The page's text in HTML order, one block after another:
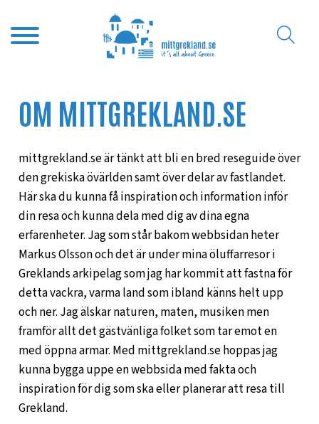
OM MITTGREKLAND.SE
mittgrekland.se är tänkt att bli en bred reseguide över
den grekiska övärlden samt över delar av fastlandet.
Här ska du kunna få inspiration och information inför
din resa och kunna dela med dig av dina egna
erfarenheter. Jag som står bakom webbsidan heter
Markus Olsson och det är under mina öluffarresor i
Greklands arkipelag som jag har kommit att fastna för
detta vackra, varma land som ibland känns helt upp
och ner. Jag älskar naturen, maten, musiken men
framför allt det gästvänliga folket som tar emot en
med öppna armar. Med mittgrekland.se hoppas jag
kunna bygga uppe en webbsida med fakta och
inspiration för dig som ska eller planerar att resa till
Grekland.